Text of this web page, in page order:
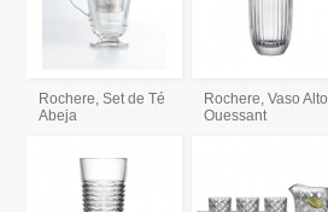
Rochere, Set de Té
Abeja
Rochere, Vaso Alto
Ouessant